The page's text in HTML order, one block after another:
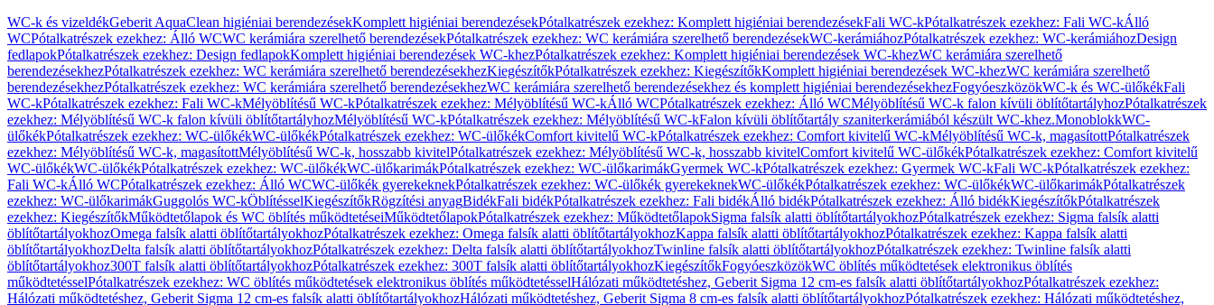
WC-k és vizeldékGeberit AquaClean higiéniai berendezésekKomplett higiéniai berendezésekPótalkatrészek ezekhez: Komplett higiéniai berendezésekFali WC-kPótalkatrészek ezekhez: Fali WC-kÁlló
WCPótalkatrészek ezekhez: Álló WCWC kerámiára szerelhető berendezésekPótalkatrészek ezekhez: WC kerámiára szerelhető berendezésekWC-kerámiáhozPótalkatrészek ezekhez: WC-kerámiáhozDesign
fedlapokPótalkatrészek ezekhez: Design fedlapokKomplett higiéniai berendezések WC-khezPótalkatrészek ezekhez: Komplett higiéniai berendezések WC-khezWC kerámiára szerelhető
berendezésekhezPótalkatrészek ezekhez: WC kerámiára szerelhető berendezésekhezKiegészítőkPótalkatrészek ezekhez: KiegészítőkKomplett higiéniai berendezések WC-khezWC kerámiára szerelhető
berendezésekhezPótalkatrészek ezekhez: WC kerámiára szerelhető berendezésekhezWC kerámiára szerelhető berendezésekhez és komplett higiéniai berendezésekhezFogyóeszközökWC-k és WC-ülőkékFali
WC-kPótalkatrészek ezekhez: Fali WC-kMélyöblítésű WC-kPótalkatrészek ezekhez: Mélyöblítésű WC-kÁlló WCPótalkatrészek ezekhez: Álló WCMélyöblítésű WC-k falon kívüli öblítőtartályhozPótalkatrészek
ezekhez: Mélyöblítésű WC-k falon kívüli öblítőtartályhozMélyöblítésű WC-kPótalkatrészek ezekhez: Mélyöblítésű WC-kFalon kívüli öblítőtartály szaniterkerámiából készült WC-khez.MonoblokkWC-
ülőkékPótalkatrészek ezekhez: WC-ülőkékWC-ülőkékPótalkatrészek ezekhez: WC-ülőkékComfort kivitelű WC-kPótalkatrészek ezekhez: Comfort kivitelű WC-kMélyöblítésű WC-k, magasítottPótalkatrészek
ezekhez: Mélyöblítésű WC-k, magasítottMélyöblítésű WC-k, hosszabb kivitelPótalkatrészek ezekhez: Mélyöblítésű WC-k, hosszabb kivitelComfort kivitelű WC-ülőkékPótalkatrészek ezekhez: Comfort kivitelű
WC-ülőkékWC-ülőkékPótalkatrészek ezekhez: WC-ülőkékWC-ülőkarimákPótalkatrészek ezekhez: WC-ülőkarimákGyermek WC-kPótalkatrészek ezekhez: Gyermek WC-kFali WC-kPótalkatrészek ezekhez:
Fali WC-kÁlló WCPótalkatrészek ezekhez: Álló WCWC-ülőkék gyerekeknekPótalkatrészek ezekhez: WC-ülőkék gyerekeknekWC-ülőkékPótalkatrészek ezekhez: WC-ülőkékWC-ülőkarimákPótalkatrészek
ezekhez: WC-ülőkarimákGuggolós WC-kÖblítésselKiegészítőkRögzítési anyagBidékFali bidékPótalkatrészek ezekhez: Fali bidékÁlló bidékPótalkatrészek ezekhez: Álló bidékKiegészítőkPótalkatrészek
ezekhez: KiegészítőkMűködtetőlapok és WC öblítés működtetéseiMűködtetőlapokPótalkatrészek ezekhez: MűködtetőlapokSigma falsík alatti öblítőtartályokhozPótalkatrészek ezekhez: Sigma falsík alatti
öblítőtartályokhozOmega falsík alatti öblítőtartályokhozPótalkatrészek ezekhez: Omega falsík alatti öblítőtartályokhozKappa falsík alatti öblítőtartályokhozPótalkatrészek ezekhez: Kappa falsík alatti
öblítőtartályokhozDelta falsík alatti öblítőtartályokhozPótalkatrészek ezekhez: Delta falsík alatti öblítőtartályokhozTwinline falsík alatti öblítőtartályokhozPótalkatrészek ezekhez: Twinline falsík alatti
öblítőtartályokhoz300T falsík alatti öblítőtartályokhozPótalkatrészek ezekhez: 300T falsík alatti öblítőtartályokhozKiegészítőkFogyóeszközökWC öblítés működtetések elektronikus öblítés
működtetésselPótalkatrészek ezekhez: WC öblítés működtetések elektronikus öblítés működtetésselHálózati működtetéshez, Geberit Sigma 12 cm-es falsík alatti öblítőtartályokhozPótalkatrészek ezekhez:
Hálózati működtetéshez, Geberit Sigma 12 cm-es falsík alatti öblítőtartályokhozHálózati működtetéshez, Geberit Sigma 8 cm-es falsík alatti öblítőtartályokhozPótalkatrészek ezekhez: Hálózati működtetéshez,